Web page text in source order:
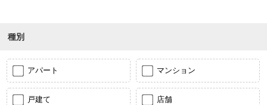
種別
アパート マンション
戸建て 店舗